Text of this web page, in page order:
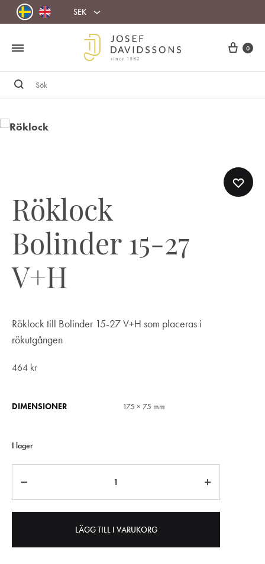
SEK
Cart
0
Sök
Röklock
Bolinder 15-27
V+H
Röklock till Bolinder 15-27 V+H som placeras i
rökutgången
464 kr
DIMENSIONER 175 × 75 mm
I lager
LÄGG TILL I VARUKORG